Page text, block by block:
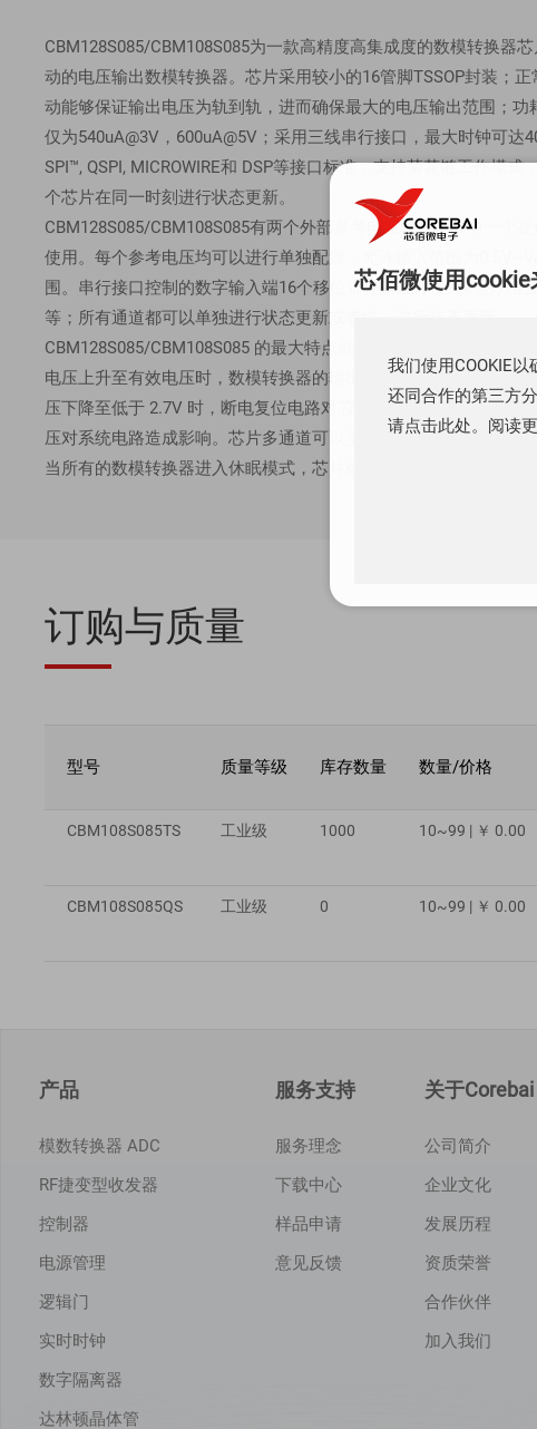
CBM128S085/CBM108S085为一款高精度高集成度的数模转换器
动的电压输出数模转换器。芯片采用较小的16管脚TSSOP封装；
动能够保证输出电压为轨到轨，进而确保最大的电压输出范围；
仅为540uA@3V，600uA@5V；采用三线串行接口，最大时钟可
SPI™, QSPI, MICROWIRE和 DSP等接口标准；支持菊花链工作模
个芯片在同一时刻进行状态更新。
CBM128S085/CBM108S085有两个外部参考电压输入，其中一个
使用。每个参考电压均可以进行单独配置，允许输入范围为
围。串行接口控制的数字输入端16个移位寄存器能方便控制芯片的
等；所有通道都可以单独进行状态更新或者统一进行状态更新。
CBM128S085/CBM108S085 的最大特点就是同时支持上电复位和
电压上升至有效电压时，数模转换器的输出为 0V，并一直保持该
压下降至低于 2.7V 时，断电复位电路对芯片进行复位，使得数模
压对系统电路造成影响。芯片多通道可以灵活配置，允许各通道单
当所有的数模转换器进入休眠模式，芯片处于 uW 级功耗。芯片的
订购与质量
型号 质量等级 库存数量 数量/价格
CBM108S085TS 工业级 1000 10~99 | ￥ 0.00
CBM108S085QS 工业级 0 10~99 | ￥ 0.00
产品
模数转换器 ADC
RF捷变型收发器
控制器
电源管理
逻辑门
实时时钟
数字隔离器
达林顿晶体管
服务支持
服务理念
下载中心
样品申请
意见反馈
关于Corebai
公司简介
企业文化
发展历程
资质荣誉
合作伙伴
加入我们
芯佰微使用
我们使用COOKIE
还同合作的第三方
请点击此处。阅读